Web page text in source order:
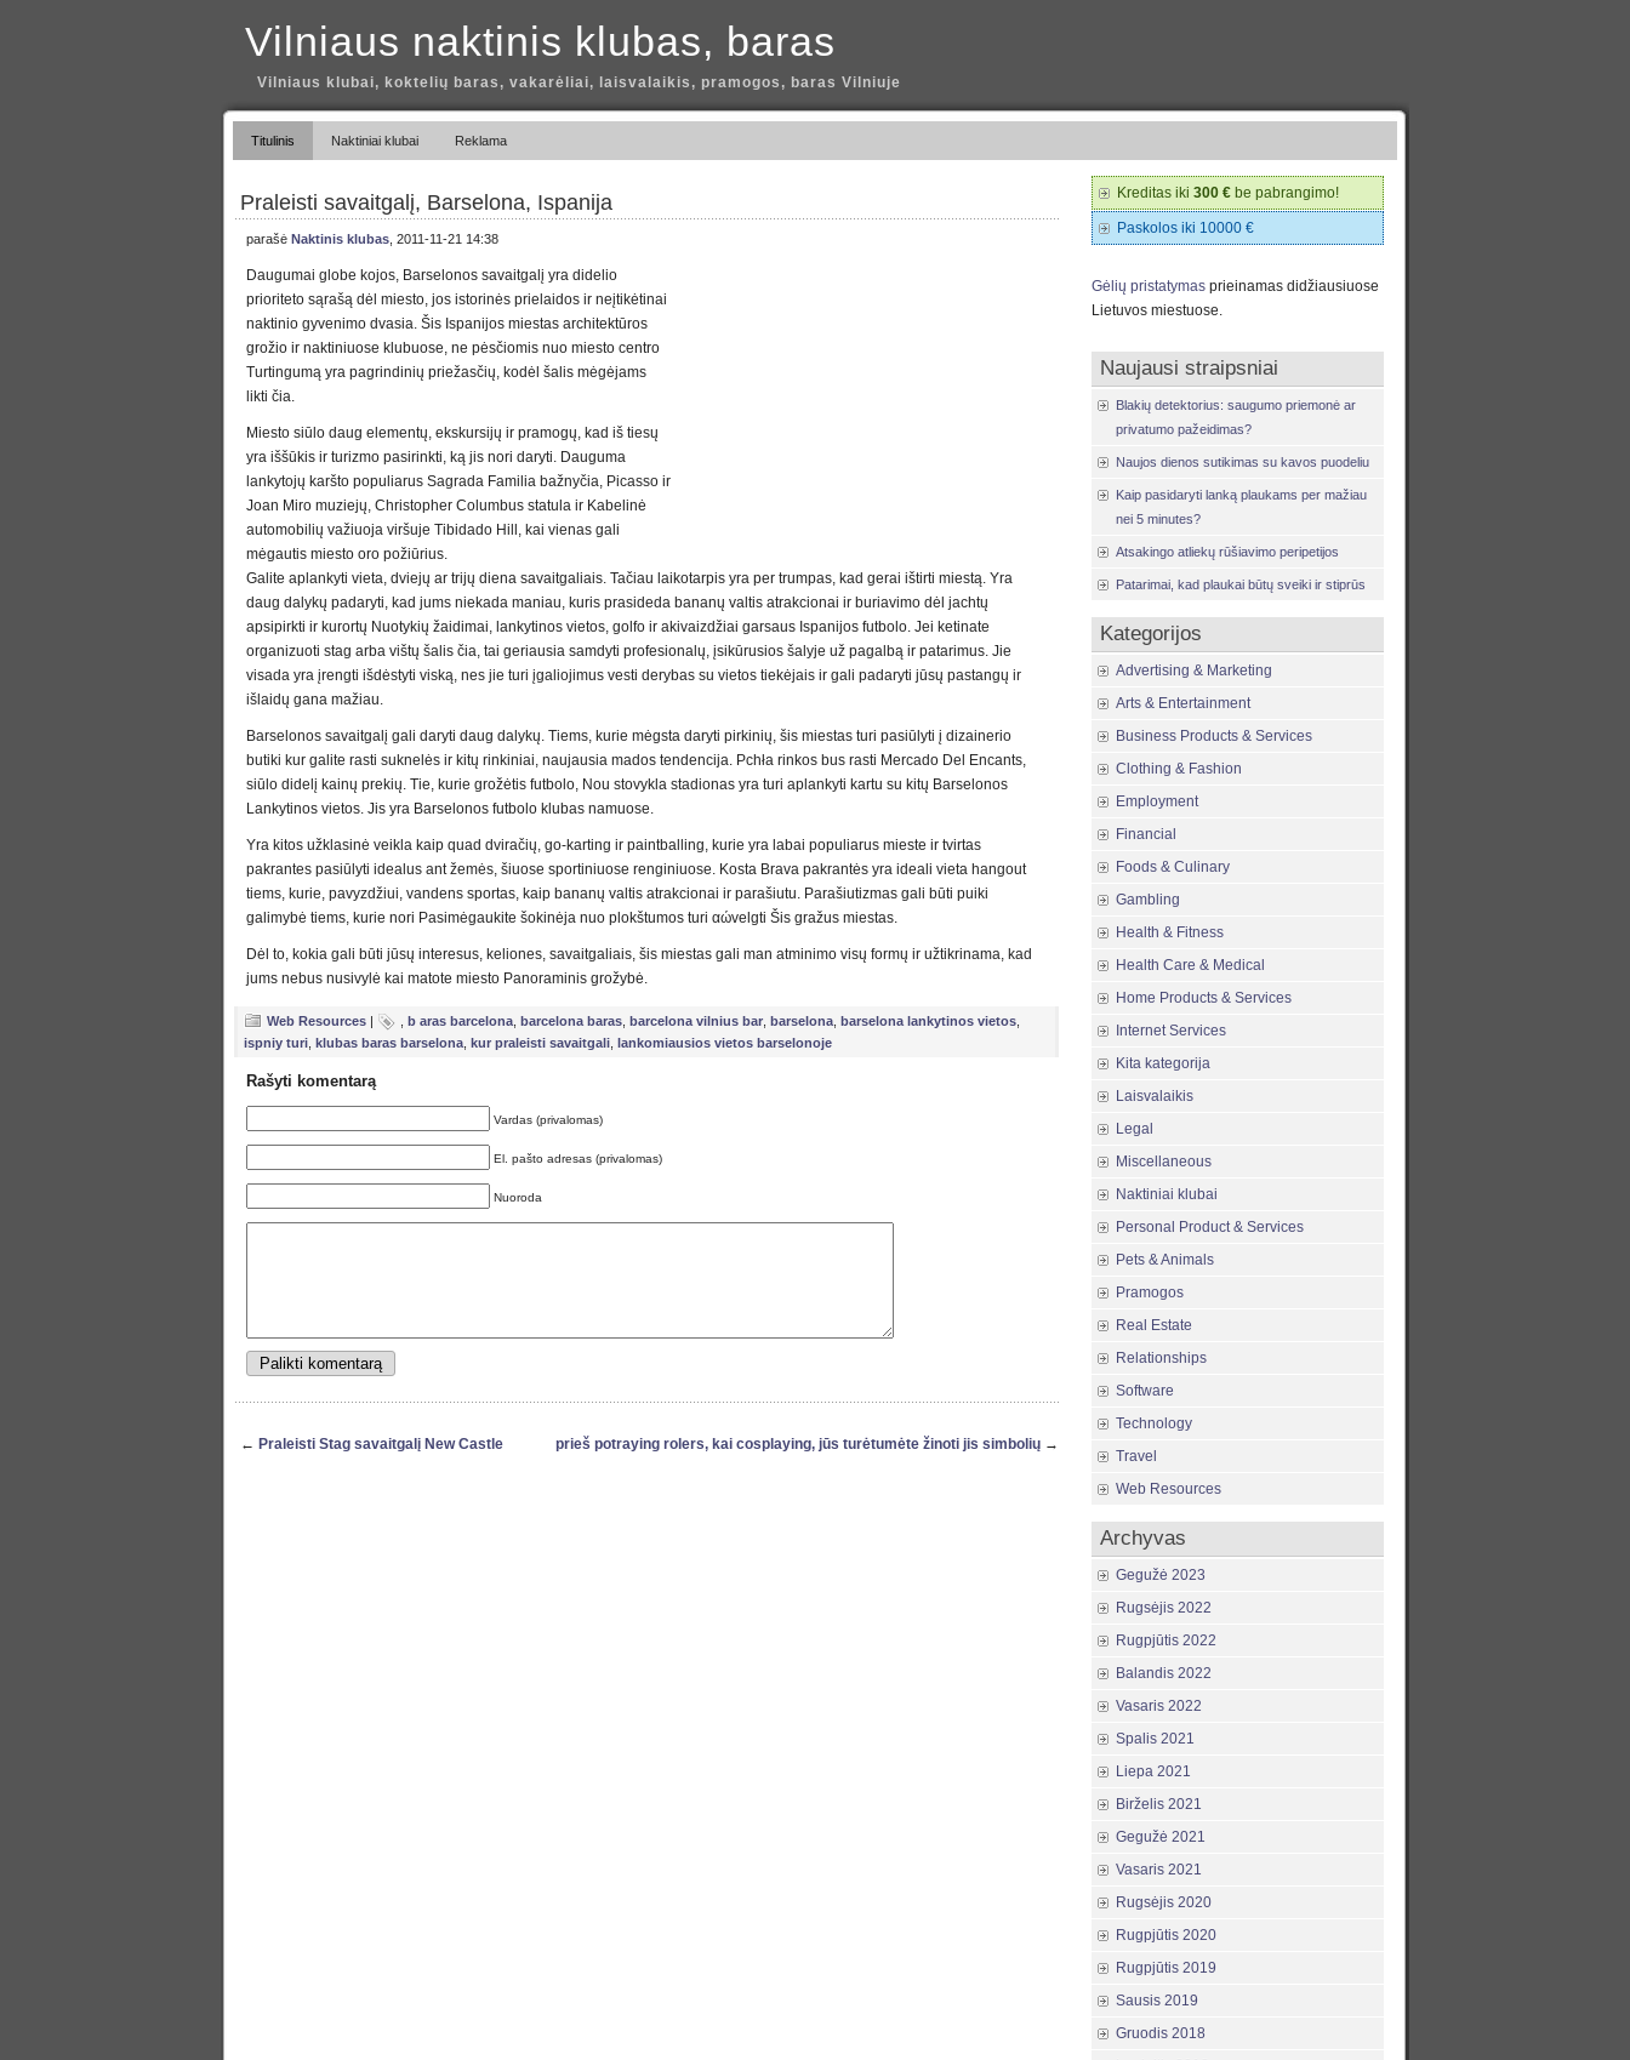
Vilniaus naktinis klubas, baras
Vilniaus klubai, koktelių baras, vakarėliai, laisvalaikis, pramogos, baras Vilniuje
Titulinis Naktiniai klubai Reklama
Praleisti savaitgalį, Barselona, Ispanija
parašė Naktinis klubas , 2011-11-21 14:38
Daugumai globe kojos, Barselonos savaitgalį yra didelio
prioriteto sąrašą dėl miesto, jos istorinės prielaidos ir neįtikėtinai
naktinio gyvenimo dvasia. Šis Ispanijos miestas architektūros
grožio ir naktiniuose klubuose, ne pėsčiomis nuo miesto centro
Turtingumą yra pagrindinių priežasčių, kodėl šalis mėgėjams
likti čia.
Miesto siūlo daug elementų, ekskursijų ir pramogų, kad iš tiesų
yra iššūkis ir turizmo pasirinkti, ką jis nori daryti. Dauguma
lankytojų karšto populiarus Sagrada Familia bažnyčia, Picasso ir
Joan Miro muziejų, Christopher Columbus statula ir Kabelinė
automobilių važiuoja viršuje Tibidado Hill, kai vienas gali
mėgautis miesto oro požiūrius.
Galite aplankyti vieta, dviejų ar trijų diena savaitgaliais. Tačiau laikotarpis yra per trumpas, kad gerai ištirti miestą. Yra
daug dalykų padaryti, kad jums niekada maniau, kuris prasideda bananų valtis atrakcionai ir buriavimo dėl jachtų
apsipirkti ir kurortų Nuotykių žaidimai, lankytinos vietos, golfo ir akivaizdžiai garsaus Ispanijos futbolo. Jei ketinate
organizuoti stag arba vištų šalis čia, tai geriausia samdyti profesionalų, įsikūrusios šalyje už pagalbą ir patarimus. Jie
visada yra įrengti išdėstyti viską, nes jie turi įgaliojimus vesti derybas su vietos tiekėjais ir gali padaryti jūsų pastangų ir
išlaidų gana mažiau.
Barselonos savaitgalį gali daryti daug dalykų. Tiems, kurie mėgsta daryti pirkinių, šis miestas turi pasiūlyti į dizainerio
butiki kur galite rasti suknelės ir kitų rinkiniai, naujausia mados tendencija. Pchła rinkos bus rasti Mercado Del Encants,
siūlo didelį kainų prekių. Tie, kurie grožėtis futbolo, Nou stovykla stadionas yra turi aplankyti kartu su kitų Barselonos
Lankytinos vietos. Jis yra Barselonos futbolo klubas namuose.
Yra kitos užklasinė veikla kaip quad dviračių, go-karting ir paintballing, kurie yra labai populiarus mieste ir tvirtas
pakrantes pasiūlyti idealus ant žemės, šiuose sportiniuose renginiuose. Kosta Brava pakrantės yra ideali vieta hangout
tiems, kurie, pavyzdžiui, vandens sportas, kaip bananų valtis atrakcionai ir parašiutu. Parašiutizmas gali būti puiki
galimybė tiems, kurie nori Pasimėgaukite šokinėja nuo plokštumos turi αώvelgti Šis gražus miestas.
Dėl to, kokia gali būti jūsų interesus, keliones, savaitgaliais, šis miestas gali man atminimo visų formų ir užtikrinama, kad
jums nebus nusivylė kai matote miesto Panoraminis grožybė.
Web Resources | b aras barcelona barcelona baras barcelona vilnius bar barselona barselona lankytinos vietos
ispniy turi klubas baras barselona kur praleisti savaitgali lankomiausios vietos barselonoje
Rašyti komentarą
Vardas (privalomas)
El. pašto adresas (privalomas)
Nuoroda
← Praleisti Stag savaitgalį New Castle prieš potraying rolers, kai cosplaying, jūs turėtumėte žinoti jis simbolių →
Kreditas iki 300 € be pabrangimo!
Paskolos iki 10000 €
Gėlių pristatymas prieinamas didžiausiuose
Lietuvos miestuose.
Naujausi straipsniai
Blakių detektorius: saugumo priemonė ar
privatumo pažeidimas?
Naujos dienos sutikimas su kavos puodeliu
Kaip pasidaryti lanką plaukams per mažiau
nei 5 minutes?
Atsakingo atliekų rūšiavimo peripetijos
Patarimai, kad plaukai būtų sveiki ir stiprūs
Kategorijos
Advertising & Marketing
Arts & Entertainment
Business Products & Services
Clothing & Fashion
Employment
Financial
Foods & Culinary
Gambling
Health & Fitness
Health Care & Medical
Home Products & Services
Internet Services
Kita kategorija
Laisvalaikis
Legal
Miscellaneous
Naktiniai klubai
Personal Product & Services
Pets & Animals
Pramogos
Real Estate
Relationships
Software
Technology
Travel
Web Resources
Archyvas
Gegužė 2023
Rugsėjis 2022
Rugpjūtis 2022
Balandis 2022
Vasaris 2022
Spalis 2021
Liepa 2021
Birželis 2021
Gegužė 2021
Vasaris 2021
Rugsėjis 2020
Rugpjūtis 2020
Rugpjūtis 2019
Sausis 2019
Gruodis 2018